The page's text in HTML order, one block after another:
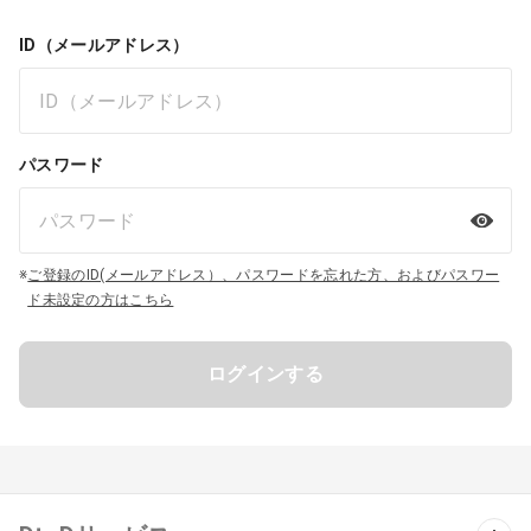
ID（メールアドレス）
パスワード
※ご登録のID(メールアドレス）、パスワードを忘れた方、およびパスワー
ド未設定の方はこちら
ログインする